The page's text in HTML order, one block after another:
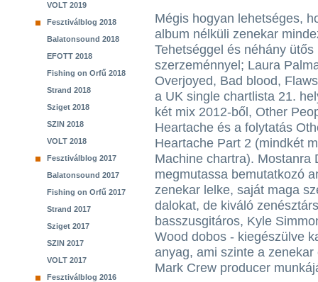
VOLT 2019
Fesztiválblog 2018
Balatonsound 2018
EFOTT 2018
Fishing on Orfű 2018
Strand 2018
Sziget 2018
SZIN 2018
VOLT 2018
Fesztiválblog 2017
Balatonsound 2017
Fishing on Orfű 2017
Strand 2017
Sziget 2017
SZIN 2017
VOLT 2017
Fesztiválblog 2016
Mégis hogyan lehetséges,
album nélküli zenekar
Tehetséggel és néhány ütős
szerzeménnyel; Laura
Overjoyed, Bad blood,
a UK single chartlista 21.
két mix 2012-ből, Other
Heartache és a folytatás
Heartache Part 2 (mindkét
Machine chartra). Mostanra
megmutassa bemutatkozó
zenekar lelke, saját maga
dalokat, de kiváló
basszusgitáros, Kyle
Wood dobos - kiegészülve
anyag, ami szinte a
Mark Crew producer